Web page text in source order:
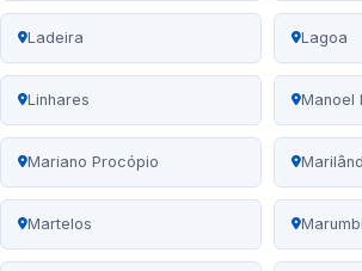
Ladeira Lagoa
Linhares Manoel
Mariano Procópio
Martelos Marumbi